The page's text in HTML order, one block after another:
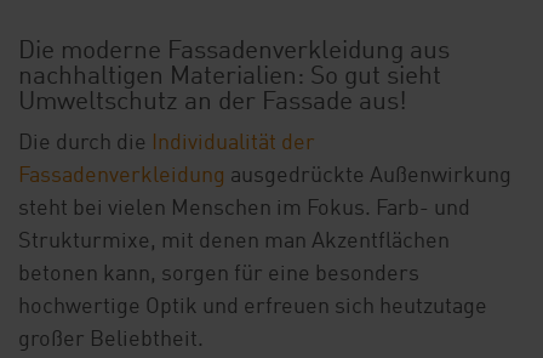
Die moderne Fassadenverkleidung aus
nachhaltigen Materialien: So gut sieht
Umweltschutz an der Fassade aus!
Die durch die
Individualität der
Fassadenverkleidung ausgedrückte Außenwirkung
steht bei vielen Menschen im Fokus. Farb- und
Strukturmixe, mit denen man Akzentflächen
betonen kann, sorgen für eine besonders
hochwertige Optik und erfreuen sich heutzutage
großer Beliebtheit.